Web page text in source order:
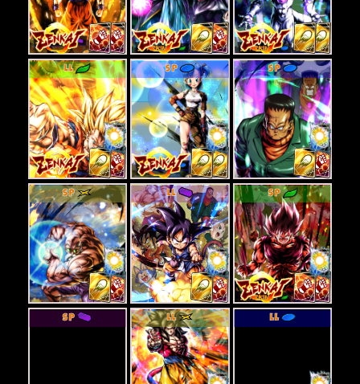
LL SP SP
SP LL SP
SP LL LL